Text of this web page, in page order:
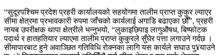
“सुदूरपश्चिम प्रदेश प्रहरी कार्यालयको सहयोगमा तालीम प्राप्त कुकुर ल्याएर
सीमा क्षेत्रमा प्रभावकारी रुपमा जाँचको कार्यलाई अगाडि बढाएका छौँ”, प्रहरी
नायब उपरीक्षक थापा क्षेत्रीले भन्नुभयो, “लुकाइछिपाइ लागुऔषध, बिष्फोटक
पदार्थ र हातहतियार ल्याएमा तालीम प्राप्त कुकुरले सुँघेर पत्ता लगाउने गर्दछ ।
सीमापारबाट हुने अवाञ्छित गतिविधि रोक्नका लागि यस कार्यले सघाउ पु¥याउने